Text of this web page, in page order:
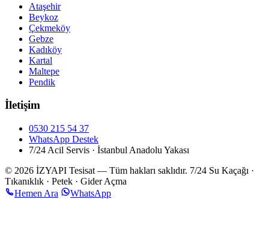
Ataşehir
Beykoz
Çekmeköy
Gebze
Kadıköy
Kartal
Maltepe
Pendik
İletişim
0530 215 54 37
WhatsApp Destek
7/24 Acil Servis · İstanbul Anadolu Yakası
© 2026 İZYAPI Tesisat — Tüm hakları saklıdır. 7/24 Su Kaçağı ·
Tıkanıklık · Petek · Gider Açma
Hemen Ara
WhatsApp